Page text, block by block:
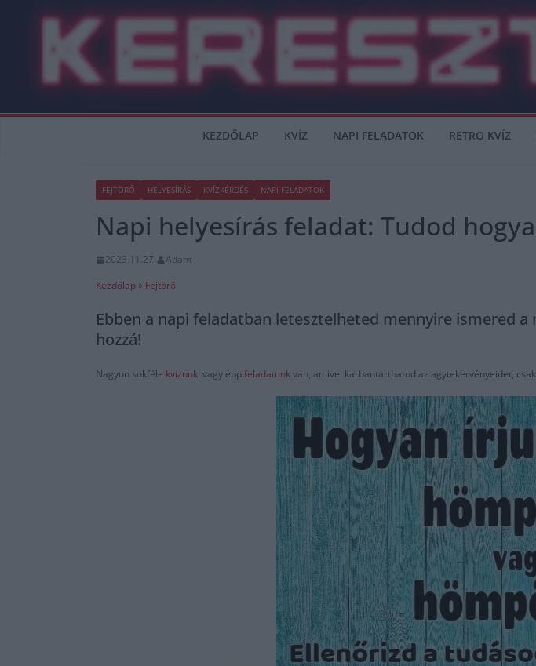
KEZDŐLAP KVÍZ NAPI FELADATOK RETRO KVÍZ
FEJTÖRŐ HELYESÍRÁS KVÍZKÉRDÉS NAPI FELADATOK
Napi helyesírás feladat: Tudod
2023.11.27.
Adam
Kezdőlap » Fejtörő
Ebben a napi feladatban letesztelheted mennyire ismered
hozzá!
Nagyon sokféle kvízünk, vagy éppfeladatunkvan, amivel karbantarthatod az agytekervényeidet,